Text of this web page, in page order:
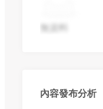
無資料
內容發布分析